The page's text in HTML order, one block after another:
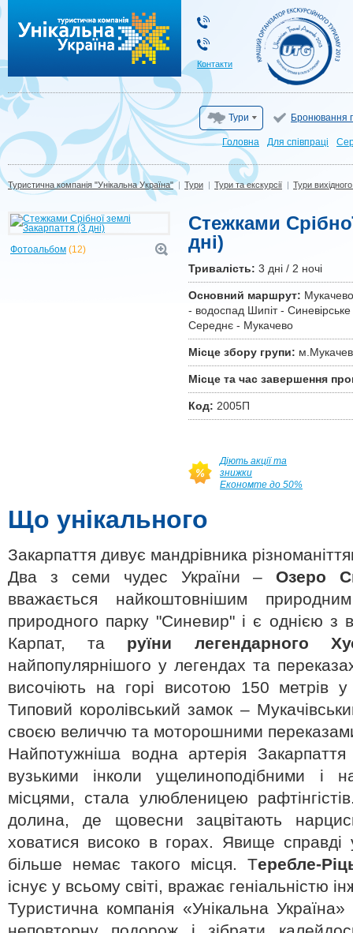
Контакти
Тури Бронювання
Головна Для cпівпраці
Туристична компанія "Унікальна Україна" | Тури | Тури та екскурсії | Тури
Фотоальбом (12)
Стежками
дні)
Тривалiсть: 3 дні / 2 ночі
Основний маршрут:
- водоспад Шипіт -
Середнє - Мукачево
Місце збору групи:
Місце та час завершення
Код: 2005П
Діють акції та
знижки
Економте до 50%
Що унікального
Закарпаття дивує мандрівника
Два з семи чудес України – Озеро
вважається найкоштовнішим
природного парку "Синевир" і є однією з
Карпат, та руїни легендарного
найпопулярнішого у легендах та
височіють на горі висотою 150 метрів у
Типовий королівський замок –
своєю величчю та моторошними
Найпотужніша водна артерія
вузькими інколи ущелиноподібними і
місцями, стала улюбленицею
долина, де щовесни зацвітають
ховатися високо в горах. Явище справді
більше немає такого місця. Теребле-
існує у всьому світі, вражає геніальністю
Туристична компанія «Унікальна